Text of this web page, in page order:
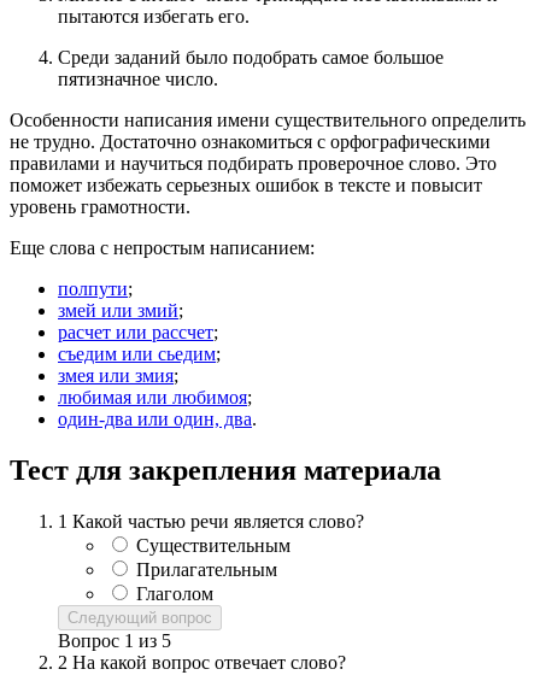
пытаются избегать его.
Среди заданий было подобрать самое большое
пятизначное число.
Особенности написания имени существительного определить
не трудно. Достаточно ознакомиться с орфографическими
правилами и научиться подбирать проверочное слово. Это
поможет избежать серьезных ошибок в тексте и повысит
уровень грамотности.
Еще слова с непростым написанием:
полпути;
змей или змий;
расчет или рассчет;
съедим или сьедим;
змея или змия;
любимая или любимоя;
один-два или один, два.
Тест для закрепления материала
1 Какой частью речи является слово?
Существительным
Прилагательным
Глаголом
Следующий вопрос
Вопрос 1 из 5
2 На какой вопрос отвечает слово?